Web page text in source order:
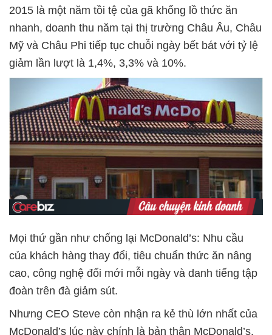
2015 là một năm tồi tệ của gã khổng lồ thức ăn
nhanh, doanh thu năm tại thị trường Châu Âu, Châu
Mỹ và Châu Phi tiếp tục chuỗi ngày bết bát với tỷ lệ
giảm lần lượt là 1,4%, 3,3% và 10%.
Mọi thứ gần như chống lại McDonald’s: Nhu cầu
của khách hàng thay đổi, tiêu chuẩn thức ăn nâng
cao, công nghệ đổi mới mỗi ngày và danh tiếng tập
đoàn trên đà giảm sút.
Nhưng CEO Steve còn nhận ra kẻ thù lớn nhất của
McDonald’s lúc này chính là bản thân McDonald’s.